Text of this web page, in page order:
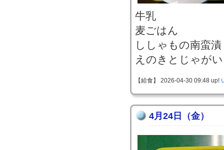
牛乳
麦ごはん
ししゃもの南蛮
えのきとじゃが
【給食】 2026-04-30 09:48 up!
4月24日（金）